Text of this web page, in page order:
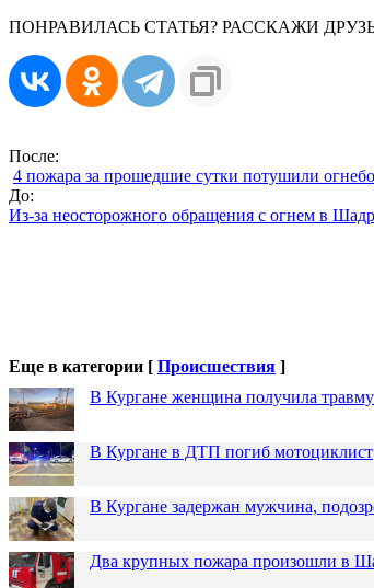
ПОНРАВИЛАСЬ СТАТЬЯ? РАССКАЖИ
После:
4 пожара за прошедшие сутки потушили
До:
Из-за неосторожного обращения с огнем в
Еще в категории [ Происшествия ]
В Кургане женщина получила
В Кургане в ДТП погиб мотоциклист
В Кургане задержан мужчина,
Два крупных пожара произошли в